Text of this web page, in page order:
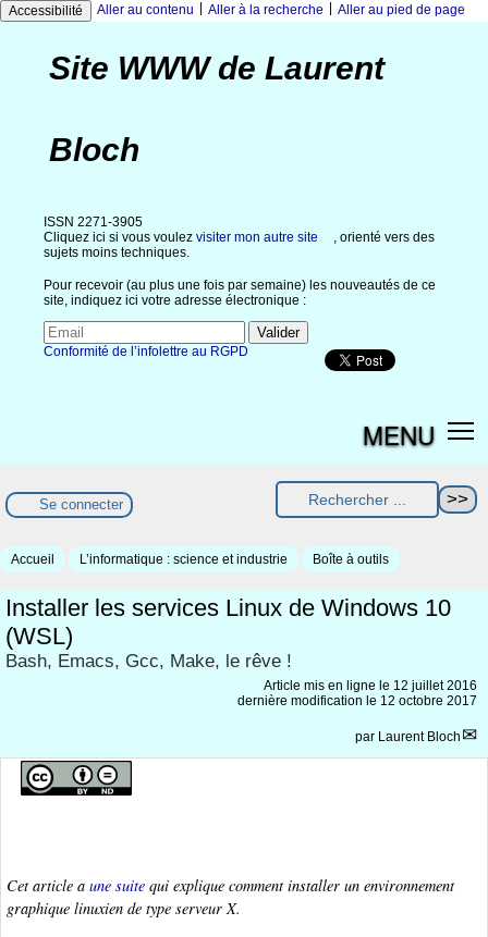
Accessibilité Aller au contenu Aller à la recherche Aller au pied de page
Site WWW de Laurent
Bloch
ISSN 2271-3905
Cliquez ici si vous voulez visiter mon autre site
, orienté vers des
sujets moins techniques.
Pour recevoir (au plus une fois par semaine) les nouveautés de ce
site, indiquez ici votre adresse électronique :
Conformité de l’infolettre au RGPD
MENU
Se connecter
Accueil L’informatique : science et industrie Boîte à outils
Installer les services Linux de Windows 10
(WSL)
Bash, Emacs, Gcc, Make, le rêve !
Article mis en ligne le 12 juillet 2016
dernière modification le 12 octobre 2017
par Laurent Bloch
Cet article a une suite qui explique comment installer un environnement
graphique linuxien de type serveur X.